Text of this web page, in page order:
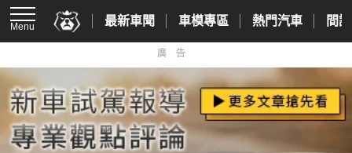
Menu 最新車聞 車模專區 熱門汽車 間
廣告